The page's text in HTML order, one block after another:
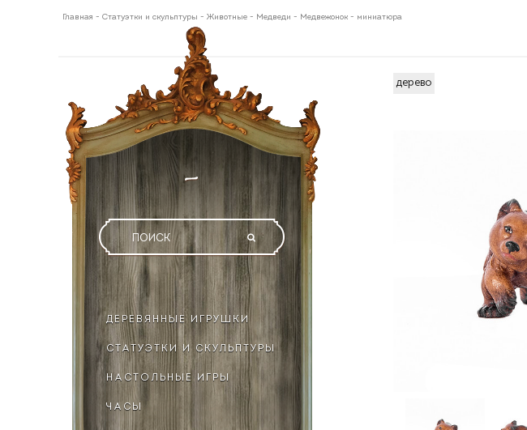
Главная - Статуэтки и скульптуры - Животные - Медведи - Медвежонок - миниатюра
ДЕРЕВЯННЫЕ ИГРУШКИ
СТАТУЭТКИ И СКУЛЬПТУРЫ
НАСТОЛЬНЫЕ ИГРЫ
ЧАСЫ
дерево